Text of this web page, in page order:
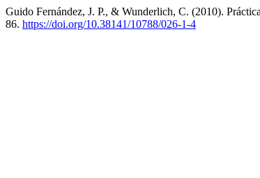
Guido Fernández, J. P., & Wunderlich, C. (2010).
86. https://doi.org/10.38141/10788/026-1-4